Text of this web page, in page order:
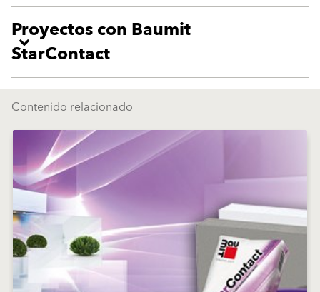
Proyectos con Baumit
StarContact
Contenido relacionado